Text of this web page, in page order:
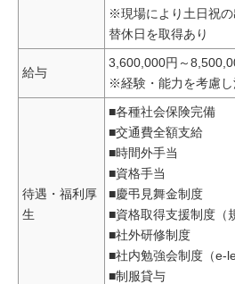
※現場により土日祝
替休日を取得あり
給与
3,600,000円～
※経験・能力を考慮し
待遇・福利厚
生
■各種社会保険完備
■交通費全額支給
■時間外手当
■資格手当
■慶弔見舞金制度
■資格取得支援制度（
■社外研修制度
■社内勉強会制度（e-
■制服貸与